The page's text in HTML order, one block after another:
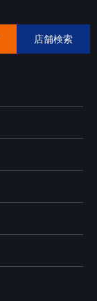
店舗検索